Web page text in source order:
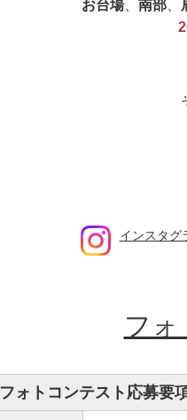
お台場、 南部
インスタグ
フ
フォトコンテスト応募要